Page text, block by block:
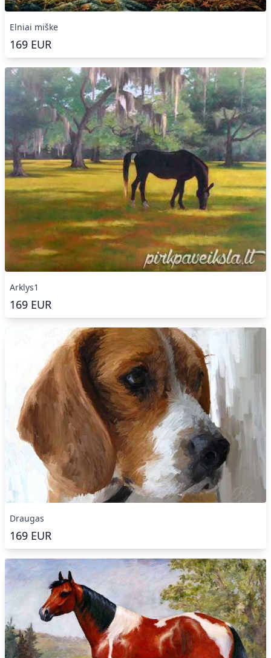
Elniai miške
169 EUR
Arklys1
169 EUR
Draugas
169 EUR